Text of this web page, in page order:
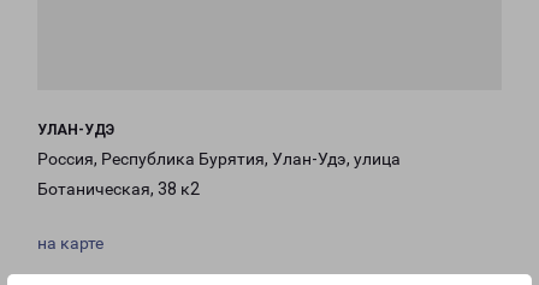
УЛАН-УДЭ
Россия, Республика Бурятия, Улан-Удэ, улица
Ботаническая, 38 к2
на карте